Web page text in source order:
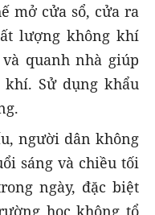
mở cửa sổ, cửa ra
lượng không khí
quanh nhà giúp
Sử dụng khẩu
người dân không
sáng và chiều tối
ngày, đặc biệt
học không tổ